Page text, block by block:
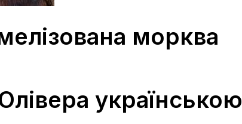
морква
українською